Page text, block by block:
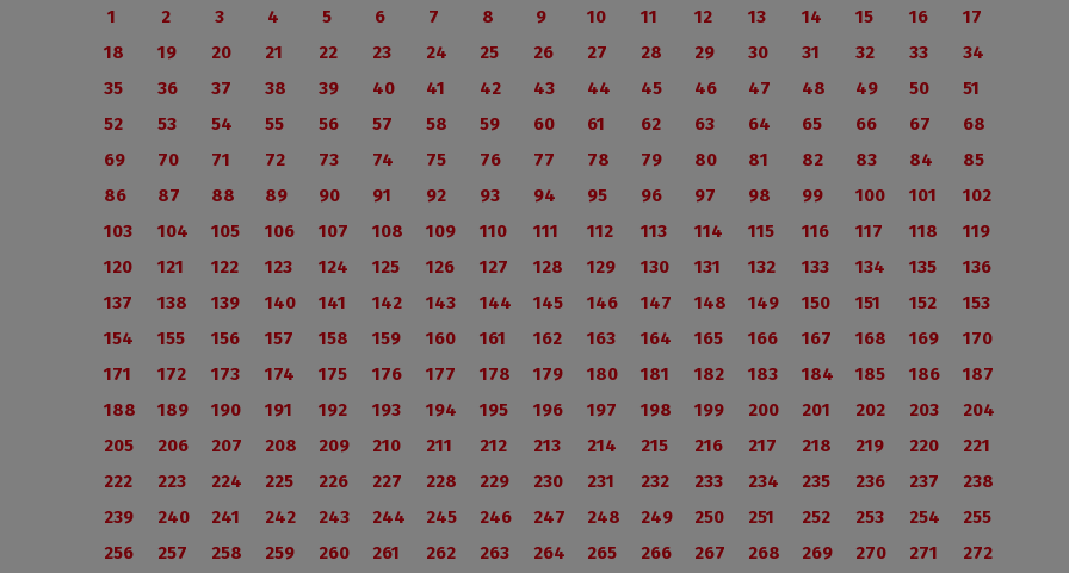
1 2 3 4 5 6 7 8 9 10 11 12 13 14 15 16
17
18
19 20 21 22 23 24 25 26 27 28 29 30 31 32 33
34
35
36 37 38 39 40 41 42 43 44 45 46 47 48 49 50
51
52
53 54 55 56 57 58 59 60 61 62 63 64 65 66 67
68
69
70 71 72 73 74 75 76 77 78 79 80 81 82 83 84
85
86
87 88 89 90 91 92 93 94 95 96 97 98 99 100 101
102
103
104 105 106 107 108 109 110 111 112 113 114 115 116 117 118
119
120
121 122 123 124 125 126 127 128 129 130 131 132 133 134 135
136
137
138 139 140 141 142 143 144 145 146 147 148 149 150 151 152
153
154
155 156 157 158 159 160 161 162 163 164 165 166 167 168 169
170
171
172 173 174 175 176 177 178 179 180 181 182 183 184 185 186
187
188
189 190 191 192 193 194 195 196 197 198 199 200 201 202 203
204
205
206 207 208 209 210 211 212 213 214 215 216 217 218 219 220
221
222
223 224 225 226 227 228 229 230 231 232 233 234 235 236 237
238
239
240 241 242 243 244 245 246 247 248 249 250 251 252 253 254
255
256
257 258 259 260 261 262 263 264 265 266 267 268 269 270 271 272